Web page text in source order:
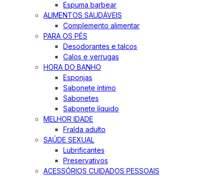
Espuma barbear
ALIMENTOS SAUDÁVEIS
Complemento alimentar
PARA OS PÉS
Desodorantes e talcos
Calos e verrugas
HORA DO BANHO
Esponjas
Sabonete íntimo
Sabonetes
Sabonete líquido
MELHOR IDADE
Fralda adulto
SAÚDE SEXUAL
Lubrificantes
Preservativos
ACESSÓRIOS CUIDADOS PESSOAIS